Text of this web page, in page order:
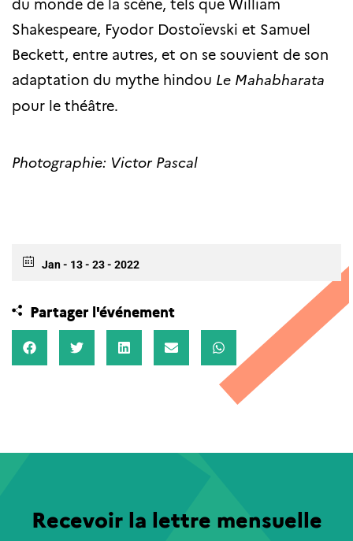
Shakespeare, Fyodor Dostoïevski et Samuel
Beckett, entre autres, et on se souvient de son
adaptation du mythe hindou Le Mahabharata
pour le théâtre.
Photographie: Victor Pascal
Jan - 13 - 23 - 2022
Partager l'événement
Recevoir la lettre mensuelle